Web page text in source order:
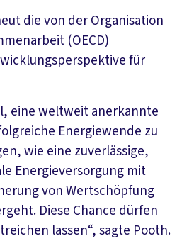
die von der Organisation
(OECD)
für
eine weltweit anerkannte
Energiewende zu
wie eine zuverlässige,
Energieversorgung mit
von Wertschöpfung
Diese Chance dürfen
lassen“, sagte Pooth.